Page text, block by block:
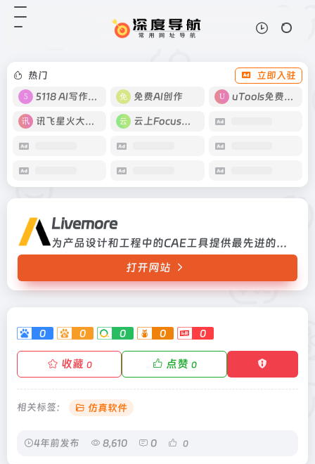
热门
立即入驻
5118 AI写作工具
免费AI创作 uTools免费工具箱
讯飞星火大模型 云上Focus接码
Livemore
为产品设计和工程中的CAE工具提供最先进的功能
打开网站
0 0 0 0 0
收藏 0 点赞 0
相关标签： 仿真软件
4年前发布 8,610 0 0